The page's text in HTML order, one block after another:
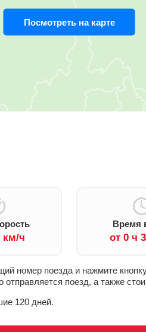
Посмотреть на карте
км/ч
Время
от 0 ч
номер поезда и нажмите
отправляется поезд, а также
120 дней.